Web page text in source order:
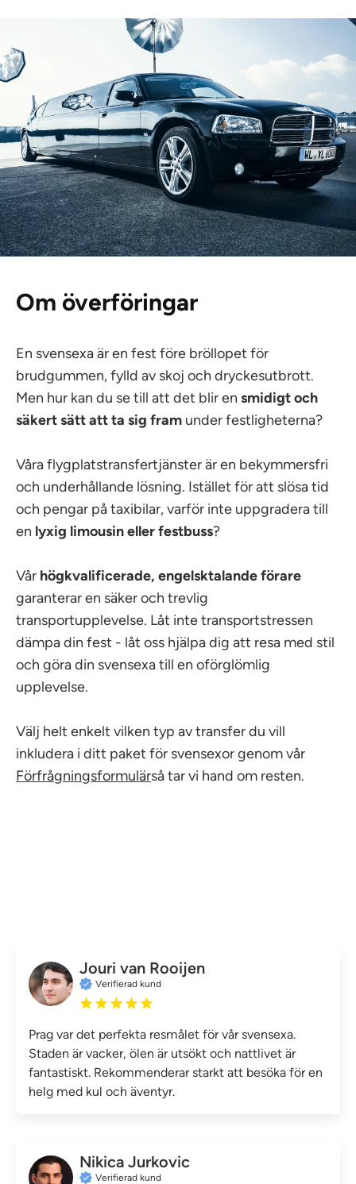
Om överföringar
En svensexa är en fest före bröllopet för
brudgummen, fylld av skoj och dryckesutbrott.
Men hur kan du se till att det blir en smidigt och
säkert sätt att ta sig fram under festligheterna?
Våra flygplatstransfertjänster är en bekymmersfri
och underhållande lösning. Istället för att slösa tid
och pengar på taxibilar, varför inte uppgradera till
en lyxig limousin eller festbuss?
Vår högkvalificerade, engelsktalande förare
garanterar en säker och trevlig
transportupplevelse. Låt inte transportstressen
dämpa din fest - låt oss hjälpa dig att resa med stil
och göra din svensexa till en oförglömlig
upplevelse.
Välj helt enkelt vilken typ av transfer du vill
inkludera i ditt paket för svensexor genom vår
Förfrågningsformulärså tar vi hand om resten.
Jouri van Rooijen
Verifierad kund
Prag var det perfekta resmålet för vår svensexa.
Staden är vacker, ölen är utsökt och nattlivet är
fantastiskt. Rekommenderar starkt att besöka för en
helg med kul och äventyr.
Nikica Jurkovic
Verifierad kund